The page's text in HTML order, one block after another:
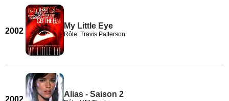
2002
My Little Eye
Rôle: Travis Patterson
2002
Alias - Saison 2